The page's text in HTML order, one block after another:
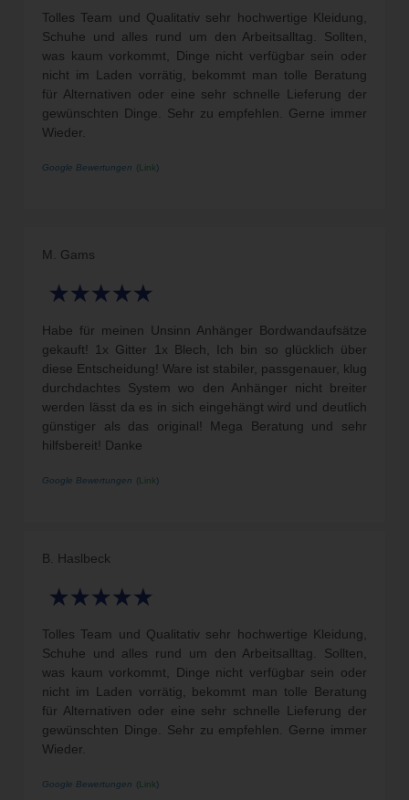
Tolles Team und Qualitativ sehr hochwertige Kleidung,
Schuhe und alles rund um den Arbeitsalltag. Sollten,
was kaum vorkommt, Dinge nicht verfügbar sein oder
nicht im Laden vorrätig, bekommt man tolle Beratung
für Alternativen oder eine sehr schnelle Lieferung der
gewünschten Dinge. Sehr zu empfehlen. Gerne immer
Wieder.
Google Bewertungen (Link)
M. Gams
Habe für meinen Unsinn Anhänger Bordwandaufsätze
gekauft! 1x Gitter 1x Blech, Ich bin so glücklich über
diese Entscheidung! Ware ist stabiler, passgenauer, klug
durchdachtes System wo den Anhänger nicht breiter
werden lässt da es in sich eingehängt wird und deutlich
günstiger als das original! Mega Beratung und sehr
hilfsbereit! Danke
Google Bewertungen (Link)
B. Haslbeck
Tolles Team und Qualitativ sehr hochwertige Kleidung,
Schuhe und alles rund um den Arbeitsalltag. Sollten,
was kaum vorkommt, Dinge nicht verfügbar sein oder
nicht im Laden vorrätig, bekommt man tolle Beratung
für Alternativen oder eine sehr schnelle Lieferung der
gewünschten Dinge. Sehr zu empfehlen. Gerne immer
Wieder.
Google Bewertungen (Link)